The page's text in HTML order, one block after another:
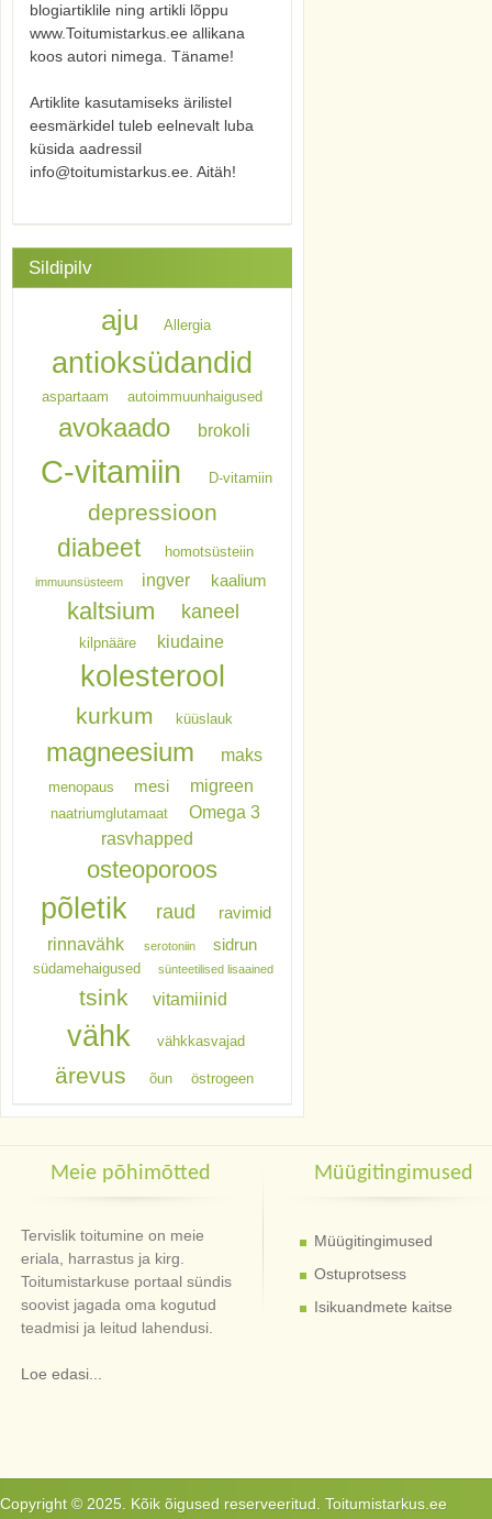
blogiartiklile ning artikli lõppu
www.Toitumistarkus.ee allikana
koos autori nimega. Täname!
Artiklite kasutamiseks ärilistel
eesmärkidel tuleb eelnevalt luba
küsida aadressil
info@toitumistarkus.ee. Aitäh!
Sildipilv
aju Allergia
antioksüdandid
aspartaam autoimmuunhaigused
avokaado brokoli
C-vitamiin D-vitamiin
depressioon
diabeet homotsüsteiin
immuunsüsteem ingver kaalium
kaltsium kaneel
kilpnääre kiudaine
kolesterool
kurkum küüslauk
magneesium maks
menopaus mesi migreen
naatriumglutamaat
Omega 3
rasvhapped
osteoporoos
põletik raud ravimid
rinnavähk serotoniin sidrun
südamehaigused sünteetilised lisaained
tsink vitamiinid
vähk vähkkasvajad
ärevus õun östrogeen
Meie põhimõtted
Tervislik toitumine on meie
eriala, harrastus ja kirg.
Toitumistarkuse portaal sündis
soovist jagada oma kogutud
teadmisi ja leitud lahendusi.
Loe edasi...
Müügitingimused
Müügitingimused
Ostuprotsess
Isikuandmete kaitse
Copyright © 2025. Kõik õigused reserveeritud. Toitumistarkus.ee